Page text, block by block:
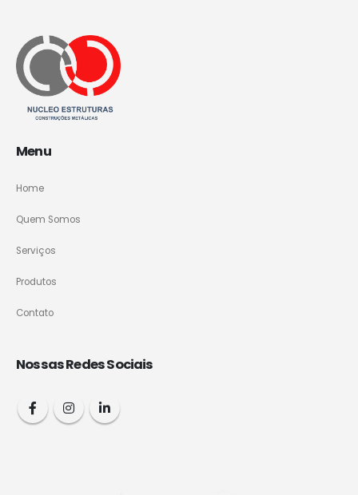
Menu
Home
Quem Somos
Serviços
Produtos
Contato
Nossas Redes Sociais